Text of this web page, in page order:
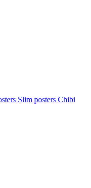
Slim posters Chibi